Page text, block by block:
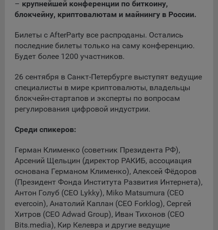
устройства) пользователя сайта Общества, указанных в
пункте 3 Политики, при их посещении для отражения
действий, совершенных пользователем. Эти файлы
позволяют не вводить заново или выбирать те же
параметры при повторном посещении того или иного
сайта, например, выбор языковой версии.
Целями обработки файлов cookie являются:
Общество не использует файлы cookie для
идентификации субъектов персональных данных.
стороны (устанавливаемые сайтами, которые посещает
сервером, расположенным вне домена наших сайтов).
Общество обрабатывает обезличенные данные
пользователей сайта (включая файлы «cookie»),
собираемые с помощью сервисов Интернет-статистики,
которые служат для сбора информации о действиях
пользователей на сайте, улучшения качества сайта и его
содержания. Общество обрабатывает обезличенные
данные о пользователе в случае, если это разрешено в
– крупнейшей конференции по биткоину,
блокчейну, криптовалютам и майнингу в России.
Билеты с AfterParty все распроданы. Остались
последние билеты только на саму конференцию.
Будет более 1200 участников.
26 сентября в Санкт-Петербурге выступят ведущие
специалисты в мире криптовалюты, владельцы
блокчейн-стартапов и эксперты по вопросам
регулирования цифровой индустрии.
Среди спикеров:
Герман Клименко (советник Президента РФ),
Арсений Щельцин (директор РАКИБ, ассоциация
основана Германом Клименко), Алексей Фёдоров
(Президент Фонда Института Развития Интернета),
Антон Голуб (CEO Lykky), Miko Matsumura (CEO
evercoin), Анатолий Каплан (CEO Forklog), Сергей
Хитров (CEO Adwad Group), Иван Тихонов (CEO
Bits.media), Кир Келевра и другие ведущие